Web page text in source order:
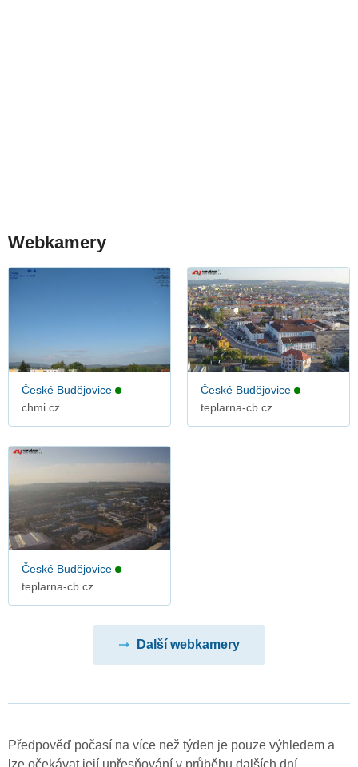
Webkamery
České Budějovice
chmi.cz
České Budějovice
teplarna-cb.cz
České Budějovice
teplarna-cb.cz
Další webkamery
Předpověď počasí na více než týden je pouze výhledem a
lze očekávat její upřesňování v průběhu dalších dní.